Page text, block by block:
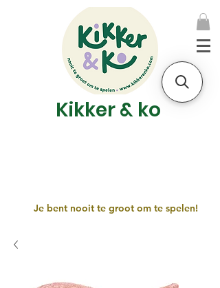
Kikker & ko
Je bent nooit te groot om te spelen!